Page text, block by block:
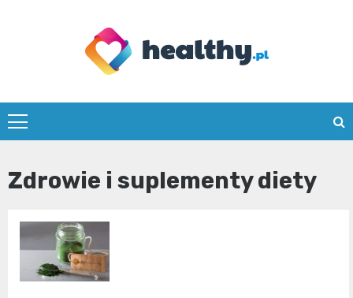
healthy.pl
Zdrowie i suplementy diety